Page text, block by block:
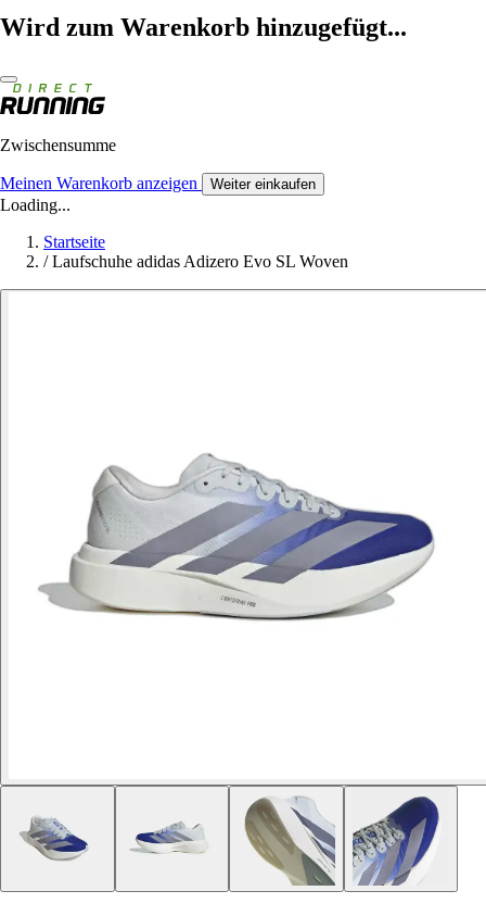
Wird zum Warenkorb hinzugefügt...
Zwischensumme
Meinen Warenkorb anzeigen Weiter einkaufen
Loading...
Startseite
/ Laufschuhe adidas Adizero Evo SL Woven